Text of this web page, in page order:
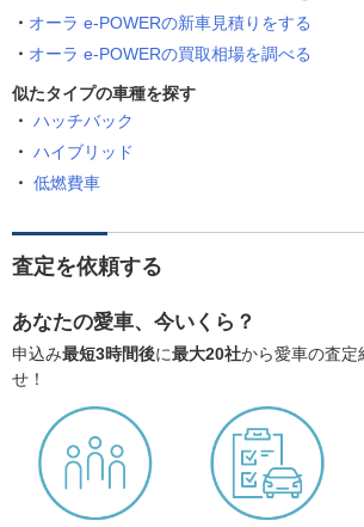
オーラ e-POWERの新車見積りをする
オーラ e-POWERの買取相場を調べる
似たタイプの車種を探す
ハッチバック
ハイブリッド
低燃費車
査定を依頼する
あなたの愛車、今いくら？
申込み最短3時間後に最大20社から愛車の査定
せ！